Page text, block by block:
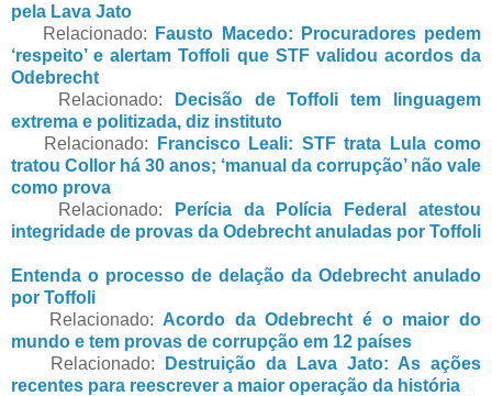
pela Lava Jato
Relacionado:
Fausto Macedo: Procuradores pedem
‘respeito’ e alertam Toffoli que STF validou acordos da
Odebrecht
Relacionado:
Decisão de Toffoli tem linguagem
extrema e politizada, diz instituto
Relacionado:
Francisco Leali: STF trata Lula como
tratou Collor há 30 anos; ‘manual da corrupção’ não vale
como prova
Relacionado:
Perícia da Polícia Federal atestou
integridade de provas da Odebrecht anuladas por Toffoli
Entenda o processo de delação da Odebrecht anulado
por Toffoli
Relacionado: Acordo da Odebrecht é o maior do
mundo e tem provas de corrupção em 12 países
Relacionado:
Destruição da Lava Jato: As ações
recentes para reescrever a maior operação da história